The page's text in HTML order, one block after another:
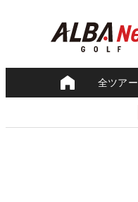
全ツアー